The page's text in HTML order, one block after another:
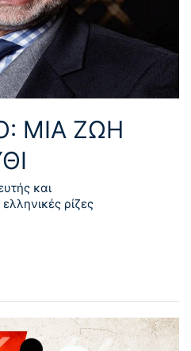
ΜΙΑ ΖΩΗ
και
ρίζες